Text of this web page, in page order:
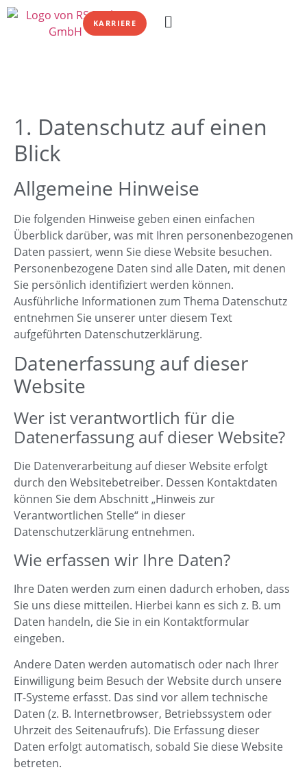
KARRIERE
1. Datenschutz auf einen
Blick
Allgemeine Hinweise
Die folgenden Hinweise geben einen einfachen
Überblick darüber, was mit Ihren personenbezogenen
Daten passiert, wenn Sie diese Website besuchen.
Personenbezogene Daten sind alle Daten, mit denen
Sie persönlich identifiziert werden können.
Ausführliche Informationen zum Thema Datenschutz
entnehmen Sie unserer unter diesem Text
aufgeführten Datenschutzerklärung.
Datenerfassung auf dieser
Website
Wer ist verantwortlich für die
Datenerfassung auf dieser Website?
Die Datenverarbeitung auf dieser Website erfolgt
durch den Websitebetreiber. Dessen Kontaktdaten
können Sie dem Abschnitt „Hinweis zur
Verantwortlichen Stelle“ in dieser
Datenschutzerklärung entnehmen.
Wie erfassen wir Ihre Daten?
Ihre Daten werden zum einen dadurch erhoben, dass
Sie uns diese mitteilen. Hierbei kann es sich z. B. um
Daten handeln, die Sie in ein Kontaktformular
eingeben.
Andere Daten werden automatisch oder nach Ihrer
Einwilligung beim Besuch der Website durch unsere
IT-Systeme erfasst. Das sind vor allem technische
Daten (z. B. Internetbrowser, Betriebssystem oder
Uhrzeit des Seitenaufrufs). Die Erfassung dieser
Daten erfolgt automatisch, sobald Sie diese Website
betreten.